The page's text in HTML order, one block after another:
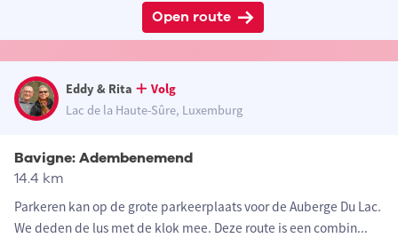
Open route
Eddy & Rita
Volg
Lac de la Haute-Sûre, Luxemburg
Bavigne: Adembenemend
14.4 km
Parkeren kan op de grote parkeerplaats voor de Auberge Du Lac.
We deden de lus met de klok mee. Deze route is een combin...